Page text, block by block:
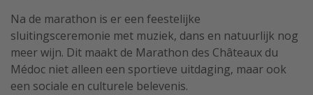
Na de marathon is er een feestelijke
sluitingsceremonie met muziek, dans en natuurlijk nog
meer wijn. Dit maakt de Marathon des Châteaux du
Médoc niet alleen een sportieve uitdaging, maar ook
een sociale en culturele belevenis.